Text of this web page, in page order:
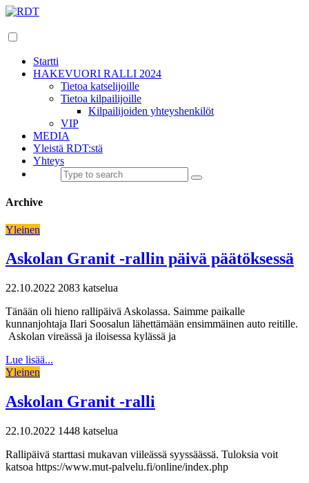
Startti
HAKEVUORI RALLI 2024
Tietoa katselijoille
Tietoa kilpailijoille
Kilpailijoiden yhteyshenkilöt
VIP
MEDIA
Yleistä RDT:stä
Yhteys
Archive
Yleinen
Askolan Granit -rallin päivä päätöksessä
22.10.2022 2083 katselua
Tänään oli hieno rallipäivä Askolassa. Saimme paikalle
kunnanjohtaja Ilari Soosalun lähettämään ensimmäinen auto reitille.
Askolan vireässä ja iloisessa kylässä ja
Lue lisää...
Yleinen
Askolan Granit -ralli
22.10.2022 1448 katselua
Rallipäivä starttasi mukavan viileässä syyssäässä. Tuloksia voit
katsoa https://www.mut-palvelu.fi/online/index.php